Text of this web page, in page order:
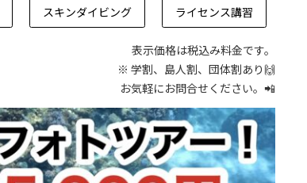
スキンダイビング ライセンス講習
表示価格は税込み料金です。
※ 学割、島人割、団体割あり🙌
お気軽にお問合せください。📲